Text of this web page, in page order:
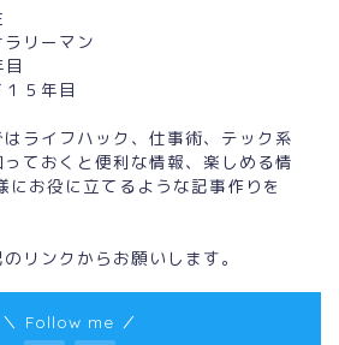
ラリーマン
５年目
ライフハック、仕事術、テック系
ておくと便利な情報、楽しめる情
にお役に立てるような記事作りを
リンクからお願いします。
＼ Follow me ／